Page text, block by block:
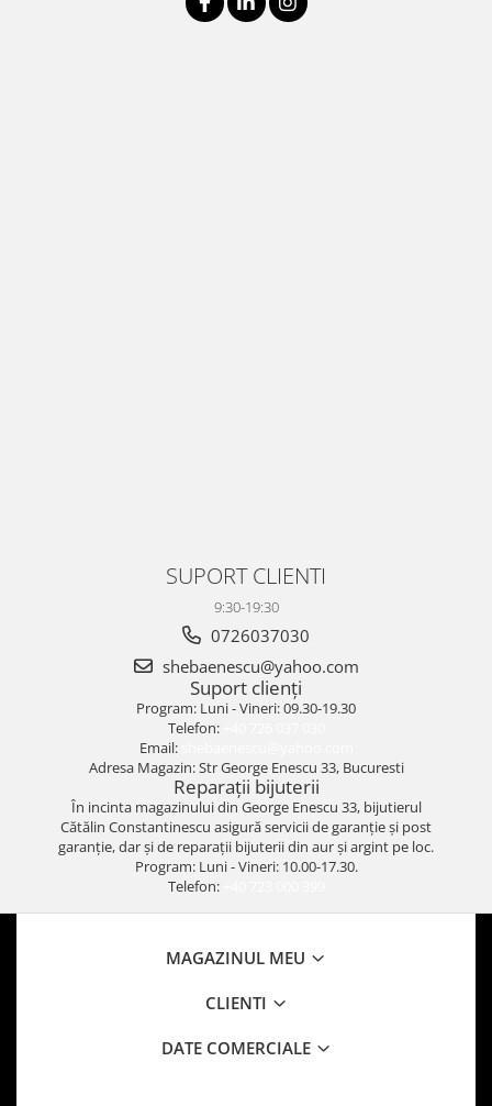
SUPORT CLIENTI
9:30-19:30
0726037030
shebaenescu@yahoo.com
Suport clienți
Program: Luni - Vineri: 09.30-19.30
Telefon:
Email:
Adresa Magazin: Str George Enescu 33, Bucuresti
Reparații bijuterii
În incinta magazinului din George Enescu 33, bijutierul
Cătălin Constantinescu asigură servicii de garanție și post
garanție, dar și de reparații bijuterii din aur și argint pe loc.
Program: Luni - Vineri: 10.00-17.30.
Telefon:
MAGAZINUL MEU
CLIENTI
DATE COMERCIALE